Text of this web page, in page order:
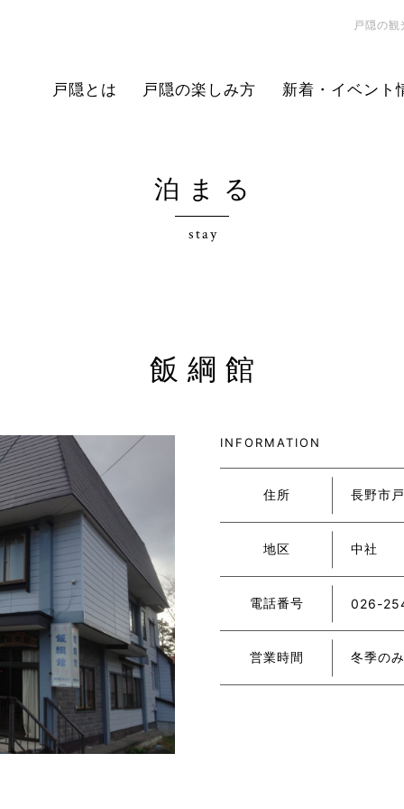
戸隠の
戸隠とは 戸隠の楽しみ方 新着・イベント
泊まる
stay
飯綱館
INFORMATION
住所 長野市
地区 中社
電話番号 026-
営業時間 冬季の